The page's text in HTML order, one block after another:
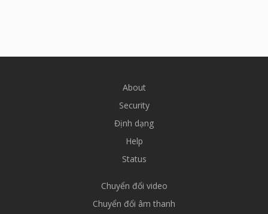
About
Security
Định dạng
Help
Status
Chuyển đổi video
Chuyển đổi âm thanh